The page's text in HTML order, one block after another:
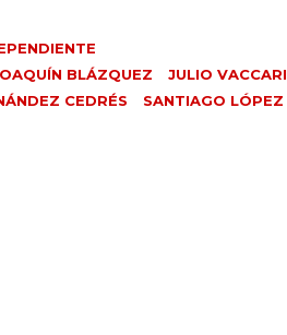
BLÁZQUEZ
JULIO VACCARI
CEDRÉS
SANTIAGO LÓPEZ